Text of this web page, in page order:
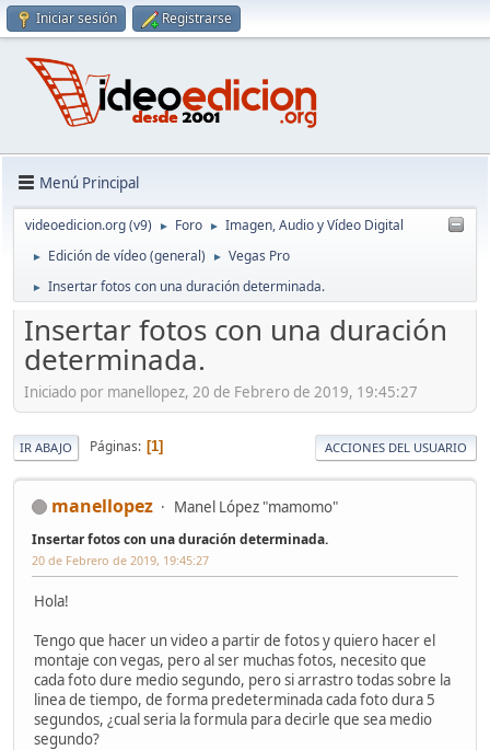
Iniciar sesión Registrarse
Menú Principal
videoedicion.org (v9) ► Foro ► Imagen, Audio y Vídeo Digital
► Edición de vídeo (general) ► Vegas Pro
► Insertar fotos con una duración determinada.
Insertar fotos con una duración
determinada.
Iniciado por manellopez, 20 de Febrero de 2019, 19:45:27
IR ABAJO Páginas 1 ACCIONES DEL USUARIO
manellopez Manel López "mamomo"
Insertar fotos con una duración determinada.
20 de Febrero de 2019, 19:45:27
Hola!
Tengo que hacer un video a partir de fotos y quiero hacer el
montaje con vegas, pero al ser muchas fotos, necesito que
cada foto dure medio segundo, pero si arrastro todas sobre la
linea de tiempo, de forma predeterminada cada foto dura 5
segundos, ¿cual seria la formula para decirle que sea medio
segundo?